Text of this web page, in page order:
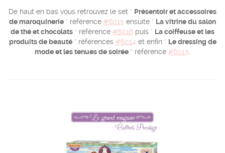
De haut en bas vous retrouvez le set " Présentoir et accessoires
de maroquinerie " référence #6015 ensuite " La vitrine du salon
de thé et chocolats " référence #6016 puis " La coiffeuse et les
produits de beauté" références #6014 et enfin " Le dressing de
mode et les tenues de soirée " référence #6013